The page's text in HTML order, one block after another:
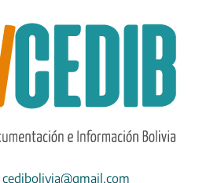
cedibolivia@gmail.com